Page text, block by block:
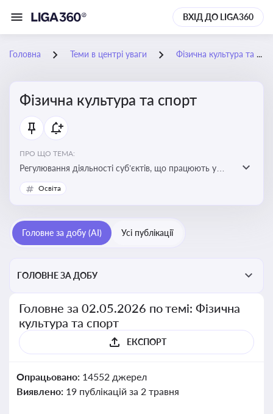
ВХІД ДО LIGA360
Головна Теми в центрі уваги Фізична культура та спорт
Фізична культура та спорт
ПРО ЩО ТЕМА:
Регулювання діяльності суб’єктів, що працюють у
сфері фізичної культури та спорту, включаючи
оздоровлення населення, професійний і аматорський
потенціалу, соціального захисту та ефективної
реалізації державної політики у цій галузі
Освіта
Головне за добу (AI) Усі публікації
ГОЛОВНЕ ЗА ДОБУ
Головне за 02.05.2026 по темі: Фізична
культура та спорт
ЕКСПОРТ
Опрацьовано: 14552 джерел
Виявлено: 19 публікацій за 2 травня